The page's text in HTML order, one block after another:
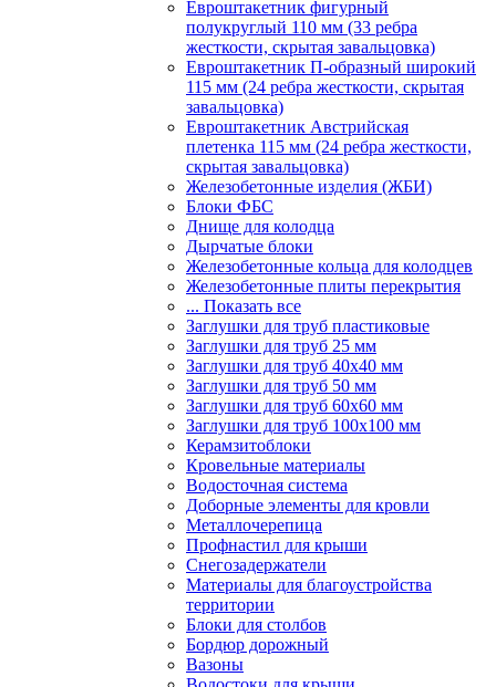
Евроштакетник фигурный
полукруглый 110 мм (33 ребра
жесткости, скрытая завальцовка)
Евроштакетник П-образный широкий
115 мм (24 ребра жесткости, скрытая
завальцовка)
Евроштакетник Австрийская
плетенка 115 мм (24 ребра жесткости,
скрытая завальцовка)
Железобетонные изделия (ЖБИ)
Блоки ФБС
Днище для колодца
Дырчатые блоки
Железобетонные кольца для колодцев
Железобетонные плиты перекрытия
... Показать все
Заглушки для труб пластиковые
Заглушки для труб 25 мм
Заглушки для труб 40х40 мм
Заглушки для труб 50 мм
Заглушки для труб 60х60 мм
Заглушки для труб 100х100 мм
Керамзитоблоки
Кровельные материалы
Водосточная система
Доборные элементы для кровли
Металлочерепица
Профнастил для крыши
Снегозадержатели
Материалы для благоустройства
территории
Блоки для столбов
Бордюр дорожный
Вазоны